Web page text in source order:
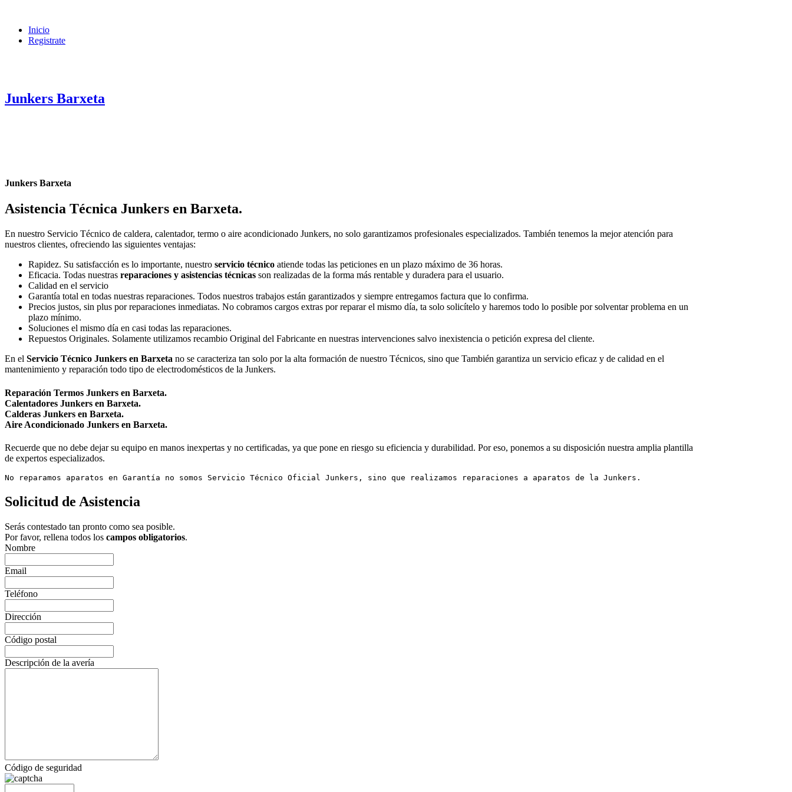
Inicio
Registrate
Junkers Barxeta
Junkers Barxeta
Asistencia Técnica Junkers en Barxeta.
En nuestro Servicio Técnico de caldera, calentador, termo o aire acondicionado Junkers, no solo garantizamos profesionales especializados. También tenemos la mejor atención para
nuestros clientes, ofreciendo las siguientes ventajas:
Rapidez. Su satisfacción es lo importante, nuestro servicio técnico atiende todas las peticiones en un plazo máximo de 36 horas.
Eficacia. Todas nuestras reparaciones y asistencias técnicas son realizadas de la forma más rentable y duradera para el usuario.
Calidad en el servicio
Garantía total en todas nuestras reparaciones. Todos nuestros trabajos están garantizados y siempre entregamos factura que lo confirma.
Precios justos, sin plus por reparaciones inmediatas. No cobramos cargos extras por reparar el mismo día, ta solo solicítelo y haremos todo lo posible por solventar problema en un
plazo mínimo.
Soluciones el mismo día en casi todas las reparaciones.
Repuestos Originales. Solamente utilizamos recambio Original del Fabricante en nuestras intervenciones salvo inexistencia o petición expresa del cliente.
En el Servicio Técnico Junkers en Barxeta no se caracteriza tan solo por la alta formación de nuestro Técnicos, sino que También garantiza un servicio eficaz y de calidad en el
mantenimiento y reparación todo tipo de electrodomésticos de la Junkers.
Reparación Termos Junkers en Barxeta.
Calentadores Junkers en Barxeta.
Calderas Junkers en Barxeta.
Aire Acondicionado Junkers en Barxeta.
Recuerde que no debe dejar su equipo en manos inexpertas y no certificadas, ya que pone en riesgo su eficiencia y durabilidad. Por eso, ponemos a su disposición nuestra amplia plantilla
de expertos especializados.
No reparamos aparatos en Garantía no somos Servicio Técnico Oficial Junkers, sino que realizamos reparaciones a aparatos de la Junkers.
Solicitud de Asistencia
Serás contestado tan pronto como sea posible.
Por favor, rellena todos los campos obligatorios.
Nombre
Email
Teléfono
Dirección
Código postal
Descripción de la avería
Código de seguridad